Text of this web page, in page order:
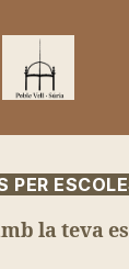
Vell
Súria
PER
la teva